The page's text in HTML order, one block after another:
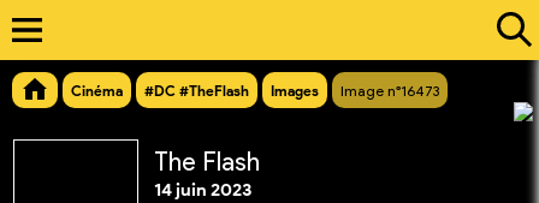
Cinéma #DC #TheFlash Images Image n°16473
The Flash
14 juin 2023